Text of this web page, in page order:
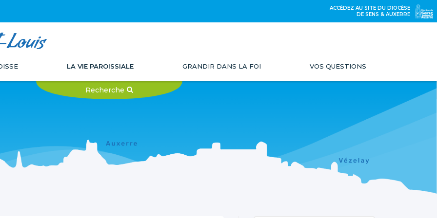
ACCÉDEZ AU SITE DU DIOCÈSE
DE SENS & AUXERRE
Louis
LA VIE PAROISSIALE GRANDIR DANS LA FOI VOS QUESTIONS
Recherche